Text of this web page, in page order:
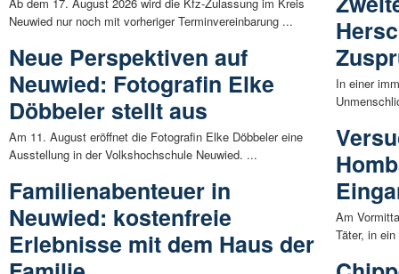
Neuwied nur noch mit vorheriger Terminvereinbarung ...
Neue Perspektiven auf
Neuwied: Fotografin Elke
Döbbeler stellt aus
Am 11. August eröffnet die Fotografin Elke Döbbeler eine
Ausstellung in der Volkshochschule Neuwied. ...
Familienabenteuer in
Neuwied: kostenfreie
Erlebnisse mit dem Haus der
In einer
Am
Täter, in